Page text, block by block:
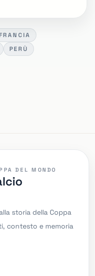
FRANCIA
PERÙ
DEL MONDO
storia della Coppa
contesto e memoria